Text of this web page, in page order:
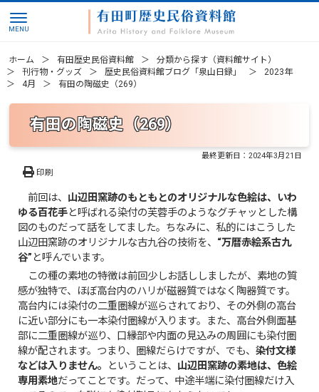
ホーム 有田歴史民俗資料館
分類から探す（資料館サイト）
刊行物・グッズ
歴史民俗資料館ブログ「泉山日録」
2023年
4月
有田の陶磁史（269）
有田の陶磁史（269）
最終更新日：2024年3月21日
印刷
前回は、 山辺田窯跡のもともとのオリジナルな色絵は、いわ
ゆる百花手と呼ばれる染付の芙蓉手のようなグチャッとした構
図のものだって話をしてました。ちなみに、私的にはこうした
山辺田窯跡のオリジナルな古九谷の技術を、 “万暦赤絵系古九
谷” と呼んでいます。
この種の素地の特徴は前回少しお話ししましたが、素地の質
感が独特で、ほぼ高台内のハリが磁器質ではなく陶器質です。
高台内には染付の二重圏線が巡らされており、その外側の高台
に近い部分にも一本染付圏線が入ります。また、高台外側面基
部に二重圏線が巡り、口縁部や内面の見込みの周囲にも染付圏
線が配されます。つまり、圏線だらけですが、でも、染付文様
などは入りません。
ということは、 山辺田窯跡の素地は、色絵
専用素地だってことです。だって、中途半端に染付圏線だけ入